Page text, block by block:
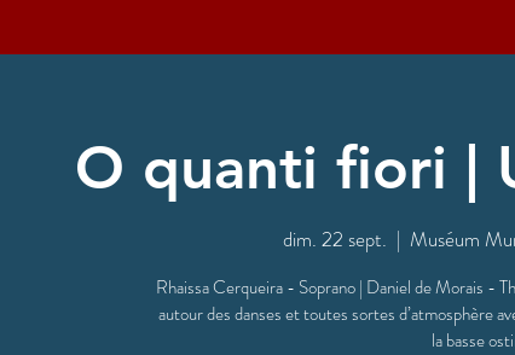
O quanti fiori |
dim. 22 sept.
  |
Muséum
Rhaissa Cerqueira - Soprano | Daniel de Morais -
autour des danses et toutes sortes d’atmosphère
la basse